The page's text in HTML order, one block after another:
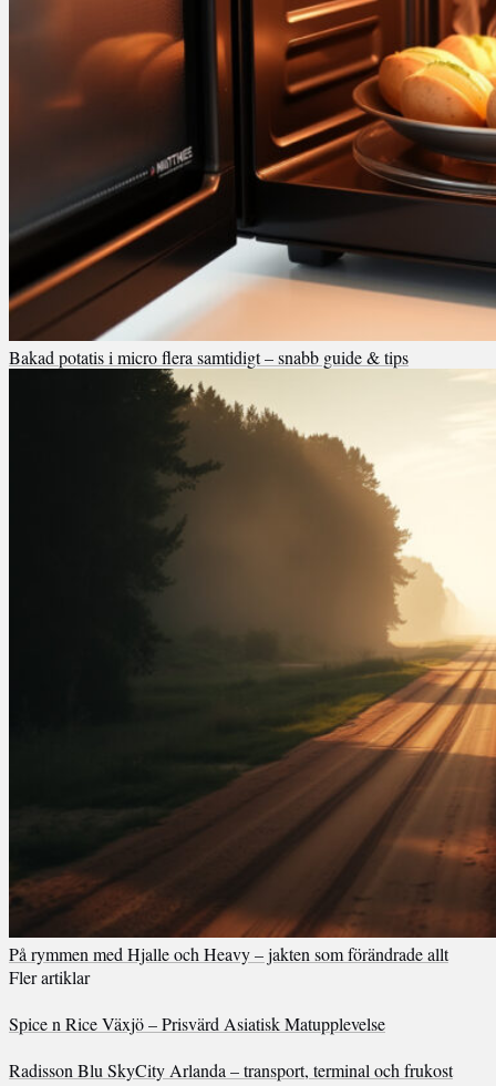
Bakad potatis i micro flera samtidigt – snabb guide & tips
På rymmen med Hjalle och Heavy – jakten som förändrade allt
Fler artiklar
Spice n Rice Växjö – Prisvärd Asiatisk Matupplevelse
Radisson Blu SkyCity Arlanda – transport, terminal och frukost